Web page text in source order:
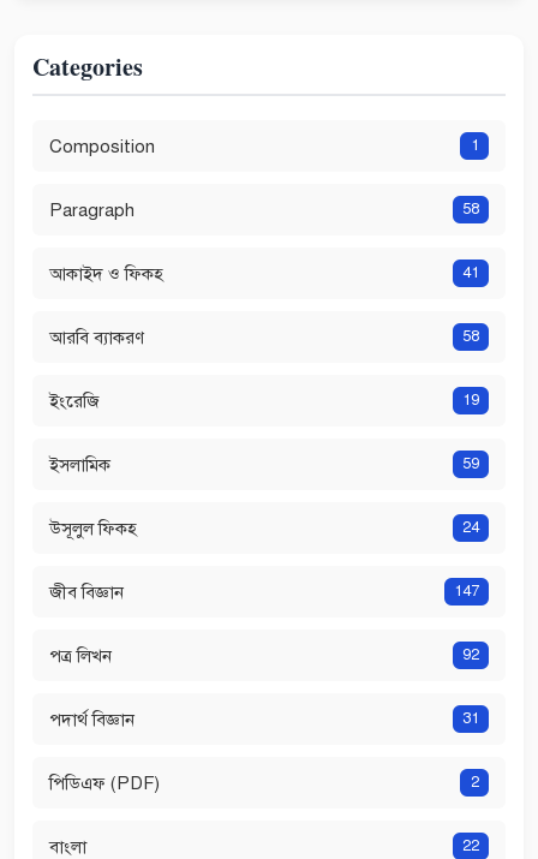
Categories
Composition 1
Paragraph 58
আকাইদ ও ফিকহ 41
আরবি ব্যাকরণ 58
ইংরেজি 19
ইসলামিক 59
উসূলুল ফিকহ 24
জীব বিজ্ঞান 147
পত্র লিখন 92
পদার্থ বিজ্ঞান 31
পিডিএফ (PDF) 2
বাংলা 22